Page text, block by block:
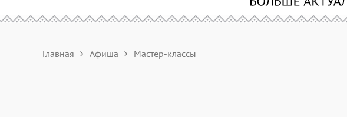
Главная Афиша Мастер-классы